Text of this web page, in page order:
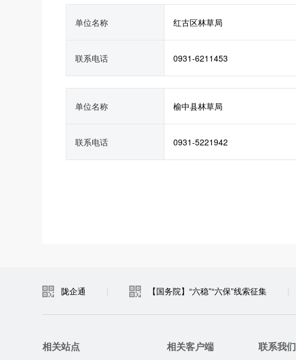
单位名称 红古区林草局
联系电话 0931-6211453
单位名称 榆中县林草局
联系电话 0931-5221942
陇企通 【国务院】“六稳”“六保”线索征集
相关站点 相关客户端 联系我们